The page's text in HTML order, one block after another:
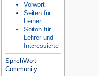
Vorwort
Seiten für
Lerner
Seiten für
Lehrer und
Interessierte
SprichWort
Community